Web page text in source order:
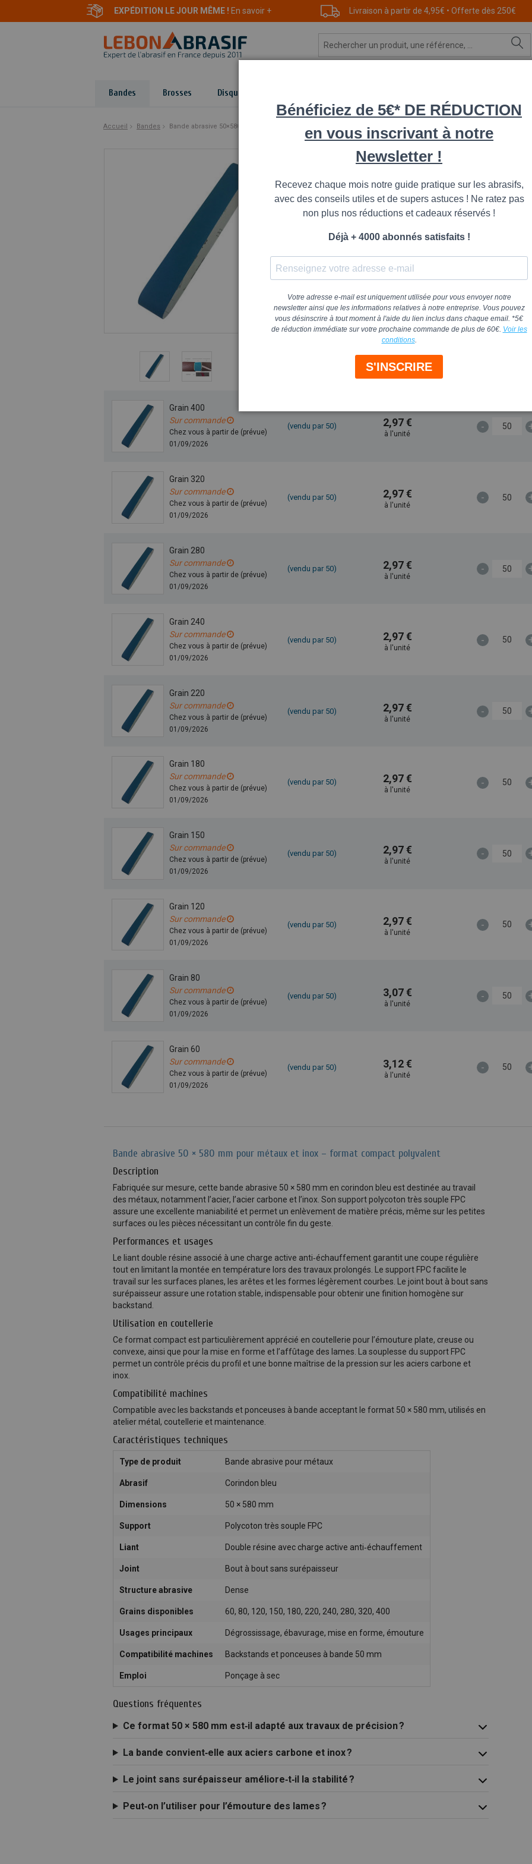
EXPÉDITION LE JOUR MÊME ! En savoir + Livraison à partir de 4,95€ • Offerte dès 250€
Bandes Brosses Disques
Accueil Bandes Bande abrasive 50×580 mm spéciale inox – support FPC très souple
Bande abrasive 50×580 mm spéciale
1 avis | Donner mon avis
Bande abrasive 50 × 580 mm en corindon bleu avec
double résine, dotée d’un joint bout à bout sans
l’acier, de l’inox et des métaux pour le dégrossissage,
avec les backstands et ponceuses à bande 50 mm.
PLUS D'INFOS
Grain 400
Sur commande
Chez vous à partir de (prévue)
01/09/2026
(vendu par 50) 2,97 €
à l'unité
-
Grain 320
Sur commande
Chez vous à partir de (prévue)
01/09/2026
(vendu par 50) 2,97 €
à l'unité
-
Grain 280
Sur commande
Chez vous à partir de (prévue)
01/09/2026
(vendu par 50) 2,97 €
à l'unité
-
Grain 240
Sur commande
Chez vous à partir de (prévue)
01/09/2026
(vendu par 50) 2,97 €
à l'unité
-
Grain 220
Sur commande
Chez vous à partir de (prévue)
01/09/2026
(vendu par 50) 2,97 €
à l'unité
-
Grain 180
Sur commande
Chez vous à partir de (prévue)
01/09/2026
(vendu par 50) 2,97 €
à l'unité
-
Grain 150
Sur commande
Chez vous à partir de (prévue)
01/09/2026
(vendu par 50) 2,97 €
à l'unité
-
Grain 120
Sur commande
Chez vous à partir de (prévue)
01/09/2026
(vendu par 50) 2,97 €
à l'unité
-
Grain 80
Sur commande
Chez vous à partir de (prévue)
01/09/2026
(vendu par 50) 3,07 €
à l'unité
-
Grain 60
Sur commande
Chez vous à partir de (prévue)
01/09/2026
(vendu par 50) 3,12 €
à l'unité
-
Bande abrasive 50 × 580 mm pour métaux et inox – format compact polyvalent
Description
Fabriquée sur mesure, cette bande abrasive 50 × 580 mm en corindon bleu est destinée au travail
des métaux, notamment l’acier, l’acier carbone et l’inox. Son support polycoton très souple FPC
assure une excellente maniabilité et permet un enlèvement de matière précis, même sur les petites
surfaces ou les pièces nécessitant un contrôle fin du geste.
Performances et usages
Le liant double résine associé à une charge active anti‑échauffement garantit une coupe régulière
tout en limitant la montée en température lors des travaux prolongés. Le support FPC facilite le
travail sur les surfaces planes, les arêtes et les formes légèrement courbes. Le joint bout à bout sans
surépaisseur assure une rotation stable, indispensable pour obtenir une finition homogène sur
backstand.
Utilisation en coutellerie
Ce format compact est particulièrement apprécié en coutellerie pour l’émouture plate, creuse ou
convexe, ainsi que pour la mise en forme et l’affûtage des lames. La souplesse du support FPC
permet un contrôle précis du profil et une bonne maîtrise de la pression sur les aciers carbone et
inox.
Compatibilité machines
Compatible avec les backstands et ponceuses à bande acceptant le format 50 × 580 mm, utilisés en
atelier métal, coutellerie et maintenance.
Caractéristiques techniques
Type de produit Bande abrasive pour métaux
Abrasif Corindon bleu
Dimensions 50 × 580 mm
Support Polycoton très souple FPC
Liant Double résine avec charge active anti‑échauffement
Joint Bout à bout sans surépaisseur
Structure abrasive Dense
Grains disponibles 60, 80, 120, 150, 180, 220, 240, 280, 320, 400
Usages principaux Dégrossissage, ébavurage, mise en forme, émouture
Compatibilité machines Backstands et ponceuses à bande 50 mm
Emploi Ponçage à sec
Questions fréquentes
Ce format 50 × 580 mm est‑il adapté aux travaux de précision ?
La bande convient‑elle aux aciers carbone et inox ?
Le joint sans surépaisseur améliore‑t‑il la stabilité ?
Peut‑on l’utiliser pour l’émouture des lames ?